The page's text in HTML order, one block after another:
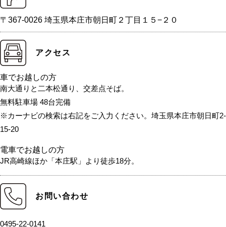
〒367-0026 埼玉県本庄市朝日町２丁目１５−２０
アクセス
車でお越しの方
南大通りと二本松通り、交差点そば。
無料駐車場 48台完備
※カーナビの検索は右記をご入力ください。埼玉県本庄市朝日町2-
15-20
電車でお越しの方
JR高崎線ほか「本庄駅」より徒歩18分。
お問い合わせ
0495-22-0141